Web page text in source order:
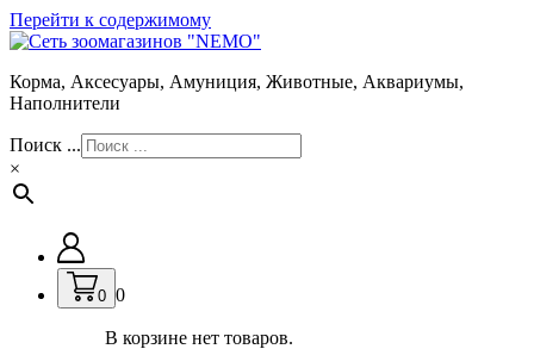
Перейти к содержимому
Корма, Аксесуары, Амуниция, Животные, Аквариумы,
Наполнители
Поиск ...
×
0 0
В корзине нет товаров.